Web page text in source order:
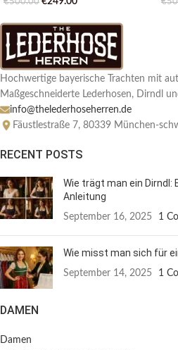
Hochwertige bayerische Trachten mit
Maßgeschneiderte Lederhosen, Dirndl
info@thelederhoseherren.de
Fäustlestraße 7, 80339 München-
RECENT POSTS
Wie trägt man ein
Anleitung
September 16, 2025 1
Wie misst man sich für
September 14, 2025 1
DAMEN
Damen